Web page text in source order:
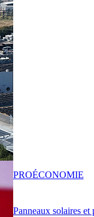
Panneaux solaires
PROÉCONOMIE